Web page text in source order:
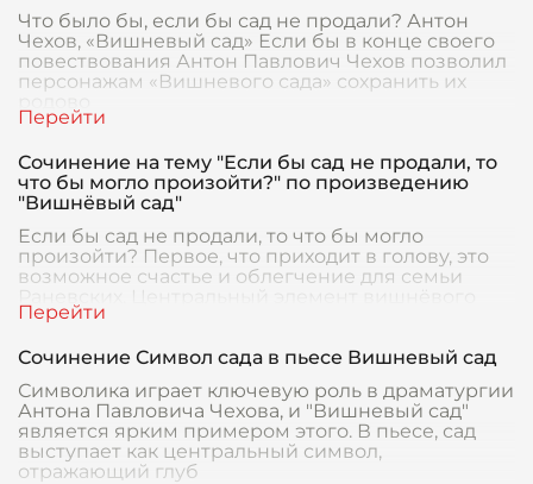
Что было бы, если бы сад не продали? Антон
Чехов, «Вишневый сад» Если бы в конце своего
повествования Антон Павлович Чехов позволил
персонажам «Вишневого сада» сохранить их
Сочинение на тему "Если бы сад не продали, то
что бы могло произойти?" по произведению
"Вишнёвый сад"
Если бы сад не продали, то что бы могло
произойти? Первое, что приходит в голову, это
возможное счастье и облегчение для семьи
Раневских. Центральный элемент вишнёвого
сада в прои
Сочинение Символ сада в пьесе Вишневый сад
Символика играет ключевую роль в драматургии
Антона Павловича Чехова, и "Вишневый сад"
является ярким примером этого. В пьесе, сад
выступает как центральный символ,
отражающий глуб